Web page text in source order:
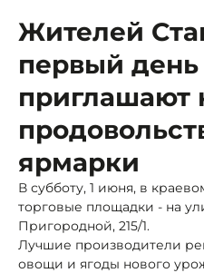
Жителей
первый день
приглашают
ярмарки
В субботу, 1 июня, в
торговые площадки - на
Пригородной, 215/1.
Лучшие производители
овощи и ягоды нового